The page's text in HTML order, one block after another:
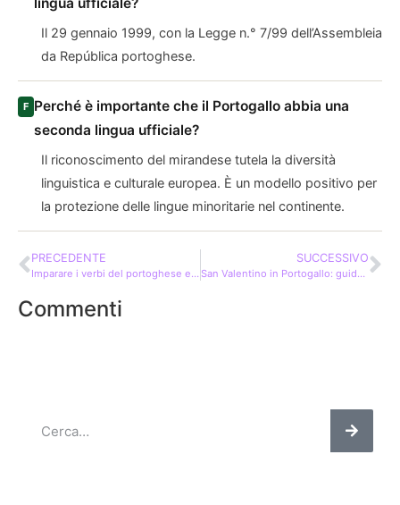
Il 29 gennaio 1999, con la Legge n.° 7/99 dell’Assembleia
da República portoghese.
Perché è importante che il Portogallo abbia una
seconda lingua ufficiale?
Il riconoscimento del mirandese tutela la diversità
linguistica e culturale europea. È un modello positivo per
la protezione delle lingue minoritarie nel continente.
PRECEDENTE
Imparare i verbi del portoghese europeo: il presente dei verbi in -AR
SUCCESSIVO
San Valentino in Portogallo: guida romantica completa 2026
Commenti